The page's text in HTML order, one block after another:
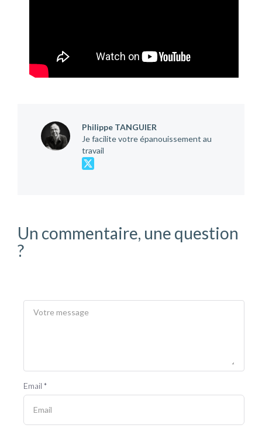
Philippe TANGUIER
Je facilite votre épanouissement au
travail
Un commentaire, une question
?
Email *